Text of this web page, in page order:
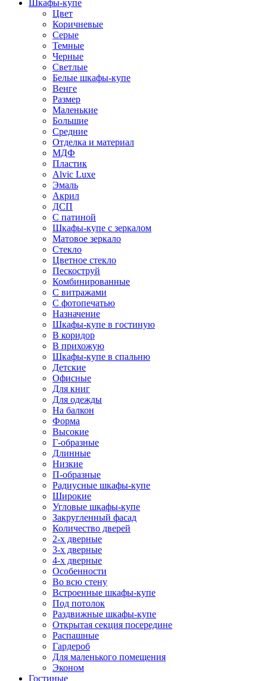
Шкафы-купе
Цвет
Коричневые
Серые
Темные
Черные
Светлые
Белые шкафы-купе
Венге
Размер
Маленькие
Большие
Средние
Отделка и материал
МДФ
Пластик
Alvic Luxe
Эмаль
Акрил
ДСП
С патиной
Шкафы-купе с зеркалом
Матовое зеркало
Стекло
Цветное стекло
Пескоструй
Комбинированные
С витражами
С фотопечатью
Назначение
Шкафы-купе в гостиную
В коридор
В прихожую
Шкафы-купе в спальню
Детские
Офисные
Для книг
Для одежды
На балкон
Форма
Высокие
Г-образные
Длинные
Низкие
П-образные
Радиусные шкафы-купе
Широкие
Угловые шкафы-купе
Закругленный фасад
Количество дверей
2-х дверные
3-х дверные
4-х дверные
Особенности
Во всю стену
Встроенные шкафы-купе
Под потолок
Раздвижные шкафы-купе
Открытая секция посередине
Распашные
Гардероб
Для маленького помещения
Эконом
Гостиные